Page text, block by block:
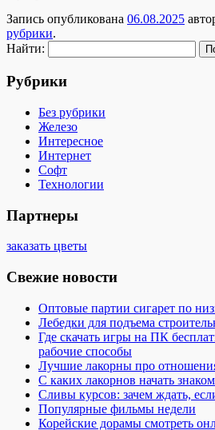
Запись опубликована 06.08.2025
рубрики.
Найти:
Рубрики
Без рубрики
Железо
Интересное
Интернет
Софт
Технологии
Партнеры
заказать цветы
Свежие новости
Оптовые партии сигарет по
Лебедки для подъема
Где скачать игры на ПК
рабочие способы
Лучшие лакорны про
С каких лакорнов начать
Сливы курсов: зачем ждать,
Популярные фильмы недели
Корейские дорамы смотреть